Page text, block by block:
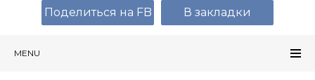
MENU
Поделиться на FB В закладки